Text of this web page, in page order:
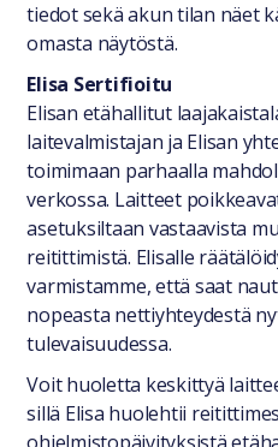
tiedot sekä akun tilan näet
omasta näytöstä.
Elisa Sertifioitu
Elisan etähallitut
laitevalmistajan ja Elisan
toimimaan parhaalla
verkossa. Laitteet
asetuksiltaan vastaavista
reitittimistä. Elisalle
varmistamme, että saat
nopeasta nettiyhteydestä
tulevaisuudessa.
Voit huoletta keskittyä
sillä Elisa huolehtii